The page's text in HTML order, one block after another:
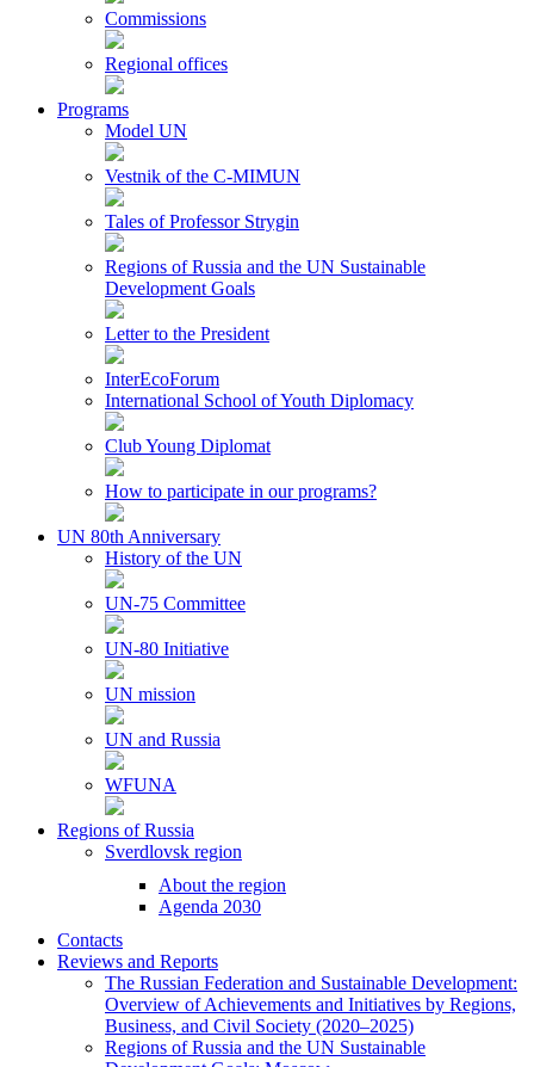
Commissions
Regional offices
Programs
Model UN
Vestnik of the C-MIMUN
Tales of Professor Strygin
Regions of Russia and the UN Sustainable
Development Goals
Letter to the President
InterEcoForum
International School of Youth Diplomacy
Club Young Diplomat
How to participate in our programs?
UN 80th Anniversary
History of the UN
UN-75 Committee
UN-80 Initiative
UN mission
UN and Russia
WFUNA
Regions of Russia
Sverdlovsk region
About the region
Agenda 2030
Contacts
Reviews and Reports
The Russian Federation and Sustainable Development:
Overview of Achievements and Initiatives by Regions,
Business, and Civil Society (2020–2025)
Regions of Russia and the UN Sustainable